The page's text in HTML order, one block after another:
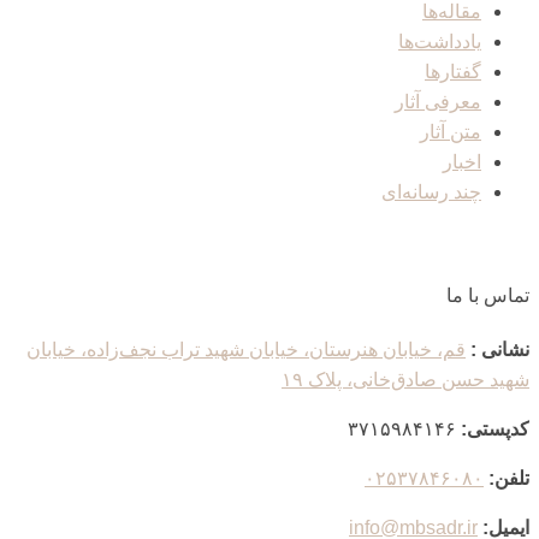
مقاله‌ها
یادداشت‌ها
گفتارها
معرفی آثار
متن آثار
اخبار
چند رسانه‌ای
تماس با ما
نشانی : قم، خیابان هنرستان، خیابان شهید تراب نجف‌زاده، خیابان
شهید حسن صادق‌خانی، پلاک ١٩
کدپستی:
تلفن: ۰۲۵۳۷۸۴۶۰۸۰
ایمیل: info@mbsadr.ir